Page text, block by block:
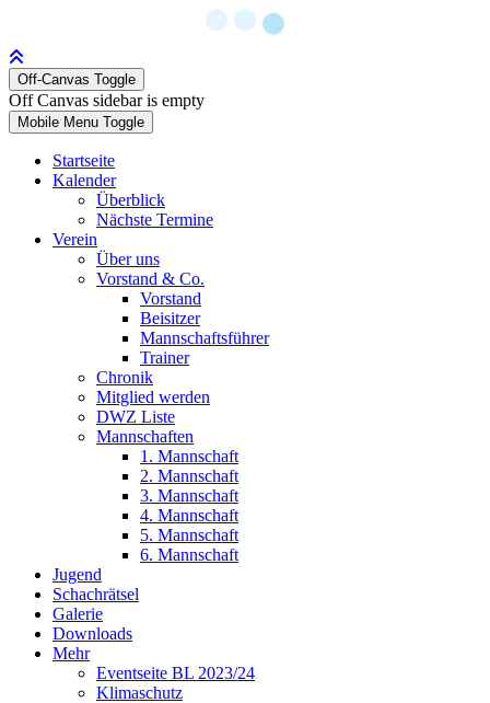
Off-Canvas Toggle
Off Canvas sidebar is empty
Mobile Menu Toggle
Startseite
Kalender
Überblick
Nächste Termine
Verein
Über uns
Vorstand & Co.
Vorstand
Beisitzer
Mannschaftsführer
Trainer
Chronik
Mitglied werden
DWZ Liste
Mannschaften
1. Mannschaft
2. Mannschaft
3. Mannschaft
4. Mannschaft
5. Mannschaft
6. Mannschaft
Jugend
Schachrätsel
Galerie
Downloads
Mehr
Eventseite BL 2023/24
Klimaschutz